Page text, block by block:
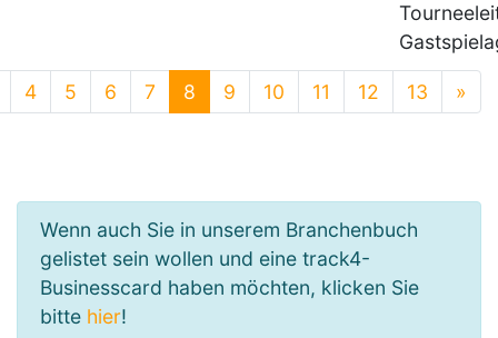
4 5 6 7 8 9 10 11 12 13 »
Wenn auch Sie in unserem Branchenbuch
gelistet sein wollen und eine track4-
Businesscard haben möchten, klicken Sie
bitte hier!